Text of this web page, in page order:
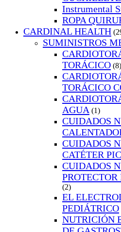
Instrumental
ROPA
CARDINAL HEALTH
SUMINISTROS
TORÁCICO (8)
TORÁCICO
AGUA (1)
CUIDADOS
CUIDADOS
CATÉTER
CUIDADOS
(2)
EL
PEDIÁTRICO
NUTRICIÓN